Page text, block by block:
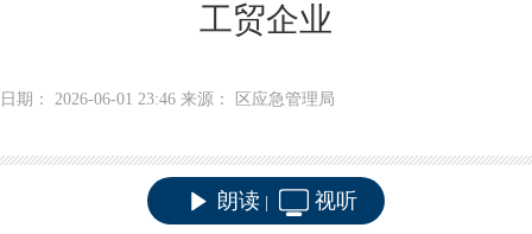
工贸企业
日期： 2026-06-01 23:46 来源： 区应急管理局
朗读 视听